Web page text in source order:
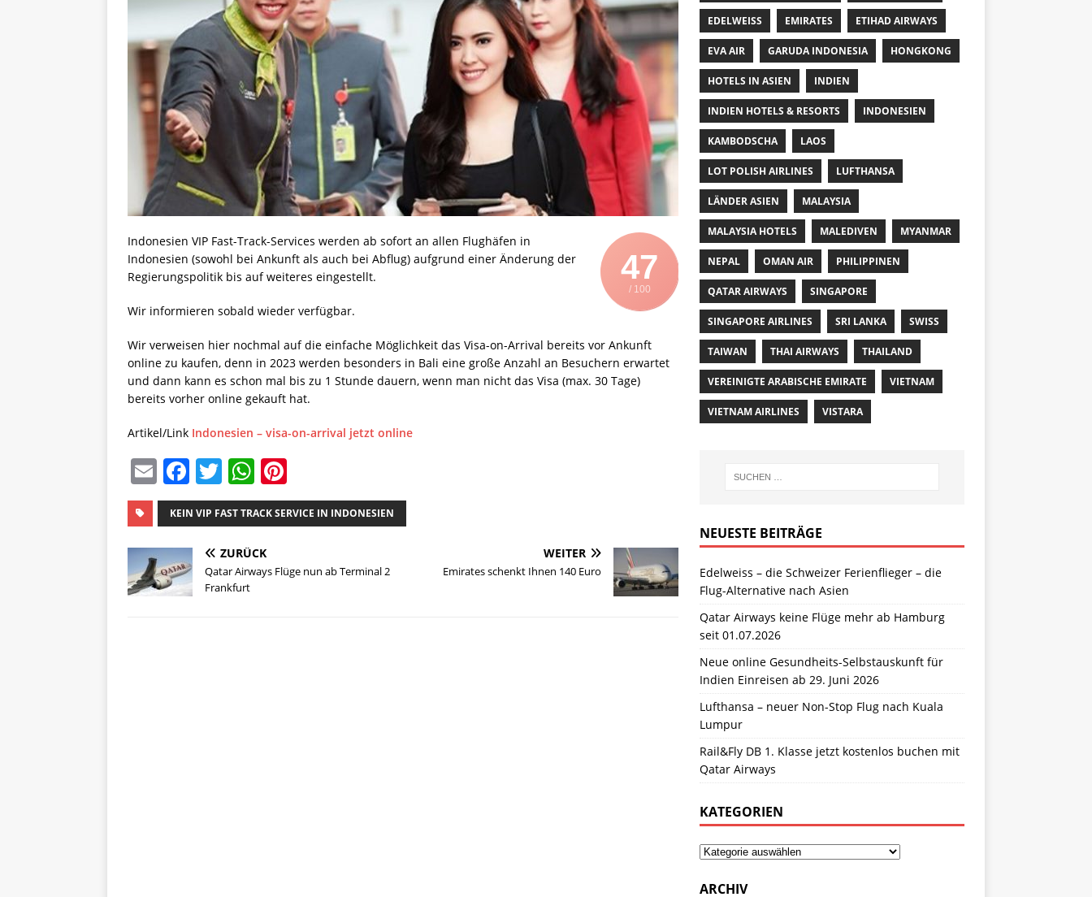
47
/ 100
Indonesien VIP Fast-Track-Services werden ab sofort an allen Flughäfen in
Indonesien (sowohl bei Ankunft als auch bei Abflug) aufgrund einer Änderung der
Regierungspolitik bis auf weiteres eingestellt.
Wir informieren sobald wieder verfügbar.
Wir verweisen hier nochmal auf die einfache Möglichkeit das Visa-on-Arrival bereits vor Ankunft
online zu kaufen, denn in 2023 werden besonders in Bali eine große Anzahl an Besuchern erwartet
und dann kann es schon mal bis zu 1 Stunde dauern, wenn man nicht das Visa (max. 30 Tage)
bereits vorher online gekauft hat.
Artikel/Link Indonesien – visa-on-arrival jetzt online
E
m
ai
l
F
a
c
e
b
o
T
w
it
te
r
W
h
at
s
A
n
te
st
KEIN VIP FAST TRACK SERVICE IN INDONESIEN
ZURÜCK
Qatar Airways Flüge nun ab Terminal 2
Frankfurt
WEITER
Emirates schenkt Ihnen 140 Euro
EDELWEISS EMIRATES ETIHAD AIRWAYS
EVA AIR GARUDA INDONESIA HONGKONG
HOTELS IN ASIEN INDIEN
INDIEN HOTELS & RESORTS INDONESIEN
KAMBODSCHA LAOS
LOT POLISH AIRLINES LUFTHANSA
LÄNDER ASIEN MALAYSIA
MALAYSIA HOTELS MALEDIVEN MYANMAR
NEPAL OMAN AIR PHILIPPINEN
QATAR AIRWAYS SINGAPORE
SINGAPORE AIRLINES SRI LANKA SWISS
TAIWAN THAI AIRWAYS THAILAND
VEREINIGTE ARABISCHE EMIRATE VIETNAM
VIETNAM AIRLINES VISTARA
NEUESTE BEITRÄGE
Edelweiss – die Schweizer Ferienflieger – die
Flug-Alternative nach Asien
Qatar Airways keine Flüge mehr ab Hamburg
seit 01.07.2026
Neue online Gesundheits-Selbstauskunft für
Indien Einreisen ab 29. Juni 2026
Lufthansa – neuer Non-Stop Flug nach Kuala
Lumpur
Rail&Fly DB 1. Klasse jetzt kostenlos buchen mit
Qatar Airways
KATEGORIEN
ARCHIV